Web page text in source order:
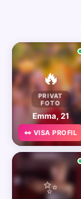
🔥
PRIVAT
FOTO
Emma, 21
👀 VISA PROFIL
✨